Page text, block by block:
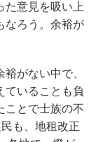
た意見を吸い上
なろう。余裕が
がない中で、
ていることも負
ことで士族の不
も、地租改正